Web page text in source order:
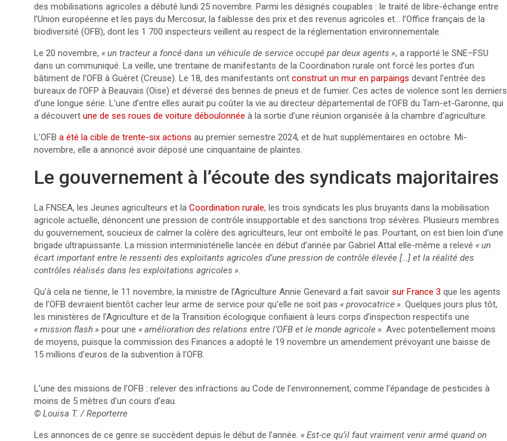
des mobilisations agricoles a débuté lundi 25 novembre. Parmi les désignés coupables : le traité de libre-échange entre
l’Union européenne et les pays du Mercosur, la faiblesse des prix et des revenus agricoles et… l’Office français de la
biodiversité (OFB), dont les 1 700 inspecteurs veillent au respect de la réglementation environnementale.
Le 20 novembre, «un tracteur a foncé dans un véhicule de service occupé par deux agents », a rapporté le SNE–FSU
dans un communiqué. La veille, une trentaine de manifestants de la Coordination rurale ont forcé les portes d’un
bâtiment de l’OFB à Guéret (Creuse). Le 18, des manifestants ont construit un mur en parpaings devant l’entrée des
bureaux de l’OFP à Beauvais (Oise) et déversé des bennes de pneus et de fumier. Ces actes de violence sont les derniers
d’une longue série. L’une d’entre elles aurait pu coûter la vie au directeur départemental de l’OFB du Tarn-et-Garonne, qui
a découvert une de ses roues de voiture déboulonnée à la sortie d’une réunion organisée à la chambre d’agriculture.
L’OFB a été la cible de trente-six actions au premier semestre 2024, et de huit supplémentaires en octobre. Mi-
novembre, elle a annoncé avoir déposé une cinquantaine de plaintes.
Le gouvernement à l’écoute des syndicats majoritaires
La FNSEA, les Jeunes agriculteurs et la Coordination rurale, les trois syndicats les plus bruyants dans la mobilisation
agricole actuelle, dénoncent une pression de contrôle insupportable et des sanctions trop sévères. Plusieurs membres
du gouvernement, soucieux de calmer la colère des agriculteurs, leur ont emboîté le pas. Pourtant, on est bien loin d’une
brigade ultrapuissante. La mission interministérielle lancée en début d’année par Gabriel Attal elle-même a relevé «un
écart important entre le ressenti des exploitants agricoles d’une pression de contrôle élevée […] et la réalité des
contrôles réalisés dans les exploitations agricoles ».
Qu’à cela ne tienne, le 11 novembre, la ministre de l’Agriculture Annie Genevard a fait savoir sur France 3 que les agents
de l’OFB devraient bientôt cacher leur arme de service pour qu’elle ne soit pas «provocatrice ». Quelques jours plus tôt,
les ministères de l’Agriculture et de la Transition écologique confiaient à leurs corps d’inspection respectifs une
«mission flash» pour une «amélioration des relations entre l’OFB et le monde agricole ». Avec potentiellement moins
de moyens, puisque la commission des Finances a adopté le 19 novembre un amendement prévoyant une baisse de
15 millions d’euros de la subvention à l’OFB.
L’une des missions de l’OFB : relever des infractions au Code de l’environnement, comme l’épandage de pesticides à
moins de 5 mètres d’un cours d’eau.
© Louisa T. / Reporterre
Les annonces de ce genre se succèdent depuis le début de l’année. «Est-ce qu’il faut vraiment venir armé quand on